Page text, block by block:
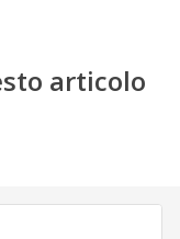
articolo